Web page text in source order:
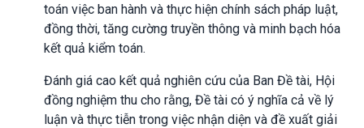
toán việc ban hành và thực hiện chính sách pháp luật,
đồng thời, tăng cường truyền thông và minh bạch hóa
kết quả kiểm toán.
Đánh giá cao kết quả nghiên cứu của Ban Đề tài, Hội
đồng nghiệm thu cho rằng, Đề tài có ý nghĩa cả về lý
luận và thực tiễn trong việc nhận diện và đề xuất giải